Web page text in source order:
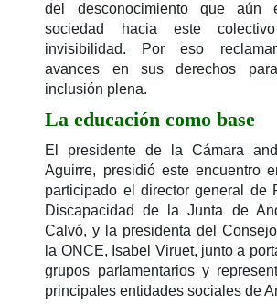
del desconocimiento que aún
sociedad hacia este
invisibilidad. Por eso
avances en sus derechos
inclusión plena.
La educación como base
El presidente de la Cámara
Aguirre, presidió este encuentro
participado el director general de
Discapacidad de la Junta de
Calvó, y la presidenta del
la ONCE, Isabel Viruet, junto a
grupos parlamentarios y
principales entidades sociales de